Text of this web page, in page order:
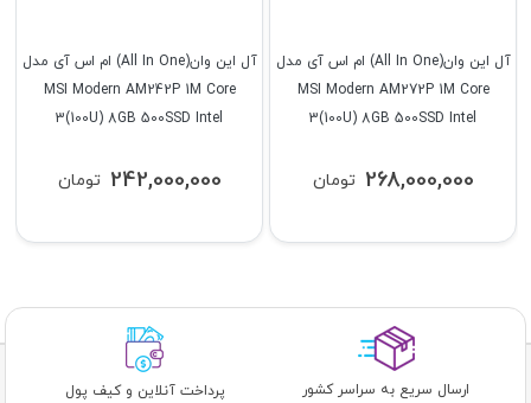
آل این وان(All In One) ام اس آی مدل
MSI Modern AM242P 1M Core
3(100U) 8GB 500SSD Intel
تومان 242,000,000
آل این وان(All In One) ام اس آی مدل
MSI Modern AM272P 1M Core
3(100U) 8GB 500SSD Intel
تومان 268,000,000
ارسال سریع به سراسر کشور پرداخت آنلاین و کیف پول